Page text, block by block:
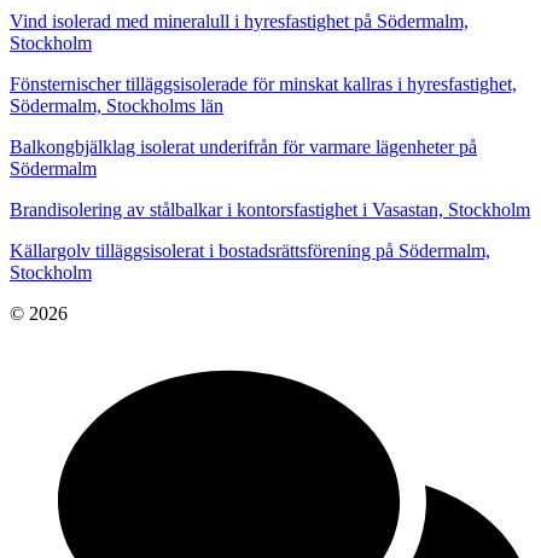
Vind isolerad med mineralull i hyresfastighet på Södermalm,
Stockholm
Fönsternischer tilläggsisolerade för minskat kallras i hyresfastighet,
Södermalm, Stockholms län
Balkongbjälklag isolerat underifrån för varmare lägenheter på
Södermalm
Brandisolering av stålbalkar i kontorsfastighet i Vasastan, Stockholm
Källargolv tilläggsisolerat i bostadsrättsförening på Södermalm,
Stockholm
© 2026